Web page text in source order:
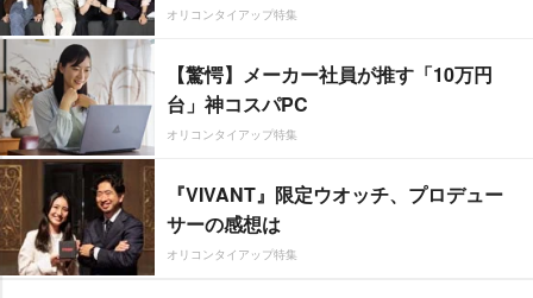
オリコンタイアップ特集
【驚愕】メーカー社員が推す「10万円
台」神コスパPC
オリコンタイアップ特集
『VIVANT』限定ウオッチ、プロデュー
サーの感想は
オリコンタイアップ特集